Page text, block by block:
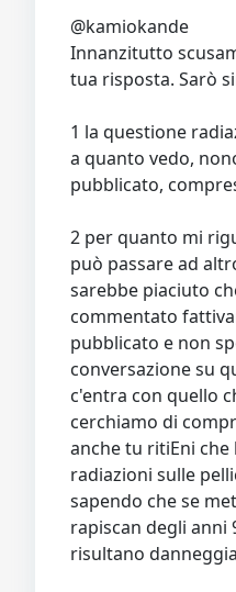
@kamiokande
Innanzitutto
tua risposta. Sarò
1 la questione
a quanto vedo,
pubblicato,
2 per quanto mi
può passare ad
sarebbe piaciuto
commentato
pubblicato e non
conversazione su
c'entra con quello
cerchiamo di
anche tu ritiEni
radiazioni sulle
sapendo che se
rapiscan degli anni
risultano